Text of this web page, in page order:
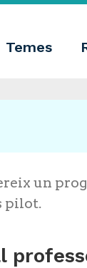
Temes
un
pilot.